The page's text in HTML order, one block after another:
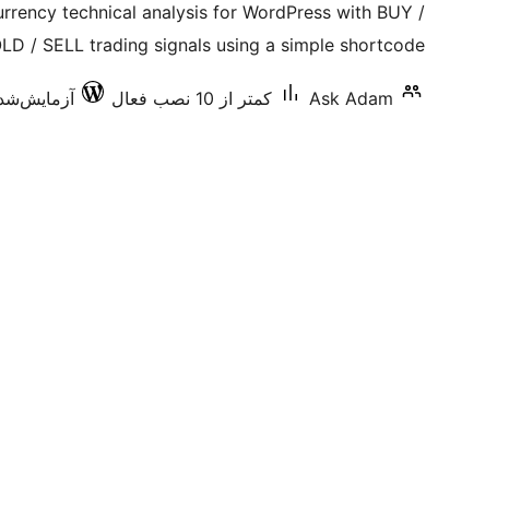
technical analysis for WordPress with BUY /
/ SELL trading signals using a simple shortcode.
Ask Adam کمتر از 10 نصب فعال آزمایش‌شده